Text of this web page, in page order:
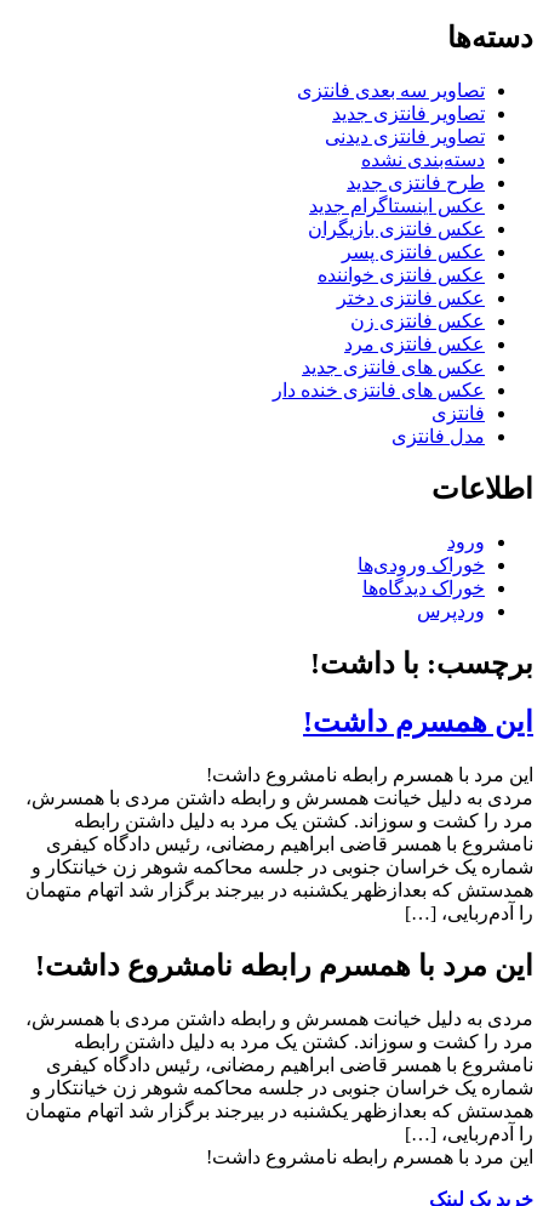
دسته‌ها
تصاویر سه بعدی فانتزی
تصاویر فانتزی جدید
تصاویر فانتزی دیدنی
دسته‌بندی نشده
طرح فانتزی جدید
عکس اینستاگرام جدید
عکس فانتزی بازیگران
عکس فانتزی پسر
عکس فانتزی خواننده
عکس فانتزی دختر
عکس فانتزی زن
عکس فانتزی مرد
عکس های فانتزی جدید
عکس های فانتزی خنده دار
فانتزی
مدل فانتزی
اطلاعات
ورود
خوراک ورودی‌ها
خوراک دیدگاه‌ها
وردپرس
برچسب: با داشت!
این همسرم داشت!
این مرد با همسرم رابطه نامشروع داشت!
مردی به دلیل خیانت همسرش و رابطه داشتن مردی با همسرش،
مرد را کشت و سوزاند. کشتن یک مرد به دلیل داشتن رابطه
نامشروع با همسر قاضی ابراهیم رمضانی، رئیس دادگاه کیفری
شماره یک خراسان جنوبی در جلسه محاکمه شوهر زن خیانتکار و
همدستش که بعدازظهر یکشنبه در بیرجند برگزار شد اتهام متهمان
را آدم‌ربایی، […]
این مرد با همسرم رابطه نامشروع داشت!
مردی به دلیل خیانت همسرش و رابطه داشتن مردی با همسرش،
مرد را کشت و سوزاند. کشتن یک مرد به دلیل داشتن رابطه
نامشروع با همسر قاضی ابراهیم رمضانی، رئیس دادگاه کیفری
شماره یک خراسان جنوبی در جلسه محاکمه شوهر زن خیانتکار و
همدستش که بعدازظهر یکشنبه در بیرجند برگزار شد اتهام متهمان
را آدم‌ربایی، […]
این مرد با همسرم رابطه نامشروع داشت!
خرید بک لینک